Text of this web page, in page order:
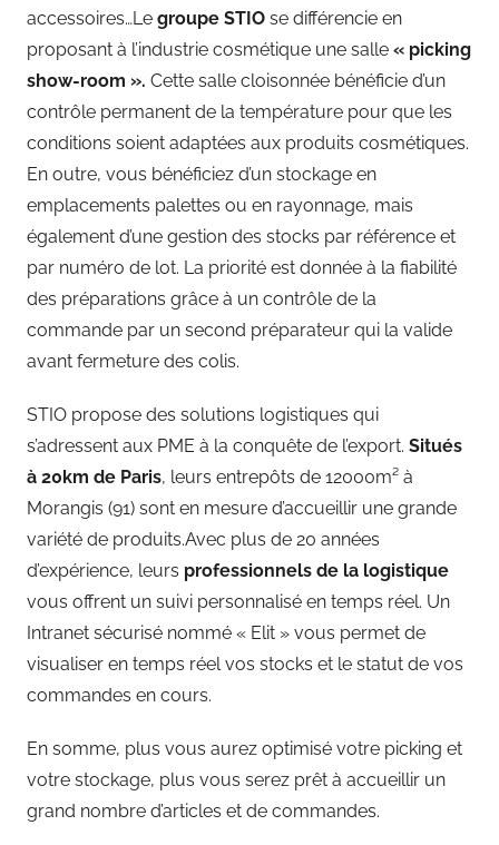
accessoires…Le groupe STIO se différencie en
proposant à l’industrie cosmétique une salle « picking
show-room ». Cette salle cloisonnée bénéficie d’un
contrôle permanent de la température pour que les
conditions soient adaptées aux produits cosmétiques.
En outre, vous bénéficiez d’un stockage en
emplacements palettes ou en rayonnage, mais
également d’une gestion des stocks par référence et
par numéro de lot. La priorité est donnée à la fiabilité
des préparations grâce à un contrôle de la
commande par un second préparateur qui la valide
avant fermeture des colis.
STIO propose des solutions logistiques qui
s’adressent aux PME à la conquête de l’export. Situés
à 20km de Paris, leurs entrepôts de 12000m² à
Morangis (91) sont en mesure d’accueillir une grande
variété de produits.Avec plus de 20 années
d’expérience, leurs professionnels de la logistique
vous offrent un suivi personnalisé en temps réel. Un
Intranet sécurisé nommé « Elit » vous permet de
visualiser en temps réel vos stocks et le statut de vos
commandes en cours.
En somme, plus vous aurez optimisé votre picking et
votre stockage, plus vous serez prêt à accueillir un
grand nombre d’articles et de commandes.